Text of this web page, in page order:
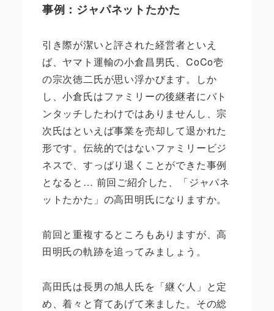
事例：ジャパネットたかた
引き際が潔いと評された経営者といえ
ば、ヤマト運輸の小倉昌男氏、CoCo壱
の宗次徳二氏が思い浮かびます。しか
し、小倉氏はファミリーの後継者にバト
ンタッチしたわけではありませんし、宗
次氏はといえば事業を売却して退かれた
形です。伝統的ではないファミリービジ
ネスで、すっぱり退くことができた事例
となると… 前回ご紹介した、「ジャパネ
ットたかた」の高田明氏になりますか。
前回と重複するところもありますが、高
田明氏の軌跡を追ってみましょう。
高田氏は長男の旭人氏を「継ぐ人」と定
め、着々と育てあげて来ました。その総